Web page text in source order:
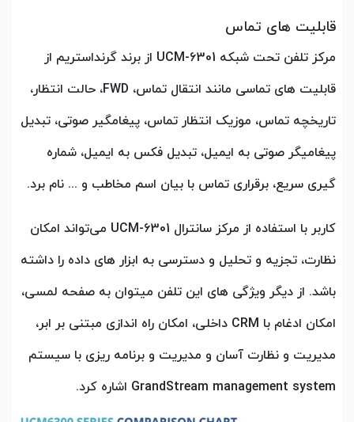
قابلیت های تماس
مرکز تلفن تحت شبکه UCM-6301 از برند گرنداستریم از
قابلیت های تماسی مانند انتقال تماس، FWD، حالت انتظار،
تاریخچه تماس، موزیک انتظار تماس، پیغامگیر صوتی، تبدیل
پیغامیگر صوتی به ایمیل، تبدیل فکس به ایمیل، شماره
گیری سریع، برقراری تماس با بیان اسم مخاطب و ... نام برد.
کاربر با استفاده از مرکز سانترال UCM-6301 می‌تواند امکان
نظارت، تجزیه و تحلیل و دسترسی به ابزار های داده را داشته
باشد. از دیگر ویژگی های این تلفن میتوان به صفحه لمسی،
امکان ادغام با CRM داخلی، امکان راه اندازی مبتنی بر ابر،
مدیریت و نظارت آسان و مدیریت و برنامه ریزی با سیستم
GrandStream management system اشاره کرد.